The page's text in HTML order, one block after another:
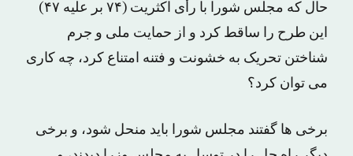
حال که مجلس شورا با رأی اکثریت (۷۴ بر علیه ۴۷)
این طرح را ساقط کرد و از حمایت ملی و جرم
شناختن تحریک به خشونت و فتنه امتناع کرد، چه کاری
می توان کرد؟
برخی ها گفتند مجلس شورا باید منحل شود، و برخی